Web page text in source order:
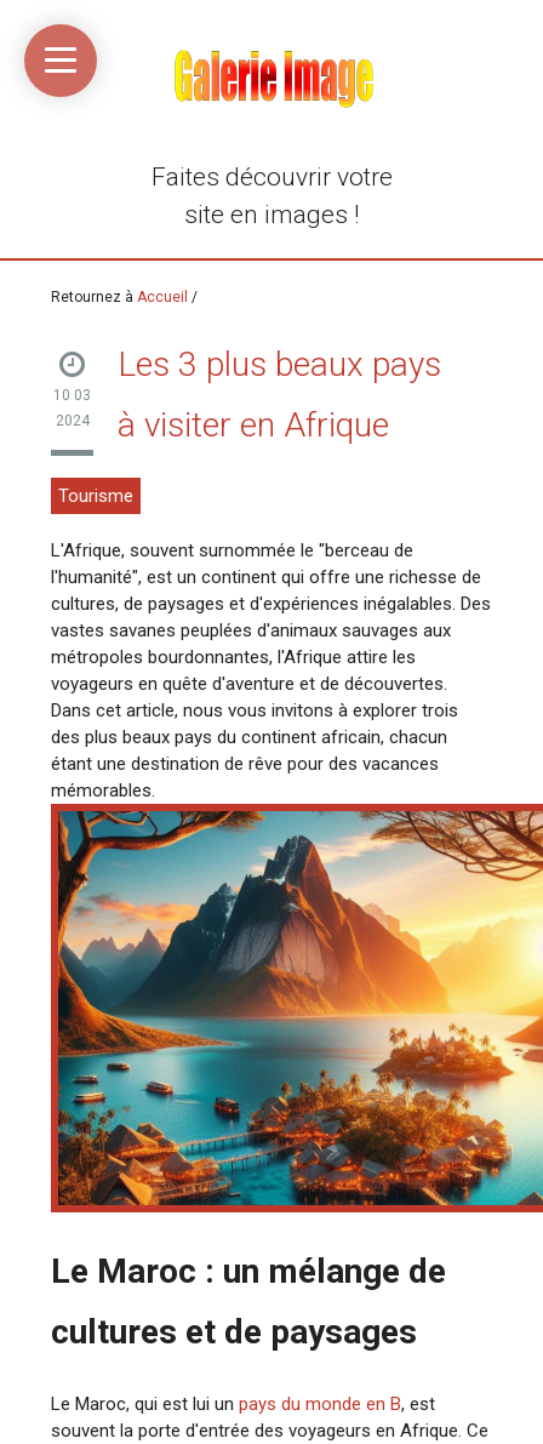
Accueil
Média
libre
Linkinaz
Katomi
compte
Twitter
@Ortegeek
compte
Flickr
Faites découvrir votre
site en images !
Retournez àAccueil /
10 03
2024
Les 3 plus beaux pays
à visiter en Afrique
Tourisme
L'Afrique, souvent surnommée le "berceau de
l'humanité", est un continent qui offre une richesse de
cultures, de paysages et d'expériences inégalables. Des
vastes savanes peuplées d'animaux sauvages aux
métropoles bourdonnantes, l'Afrique attire les
voyageurs en quête d'aventure et de découvertes.
Dans cet article, nous vous invitons à explorer trois
des plus beaux pays du continent africain, chacun
étant une destination de rêve pour des vacances
mémorables.
Le Maroc : un mélange de
cultures et de paysages
Le Maroc, qui est lui unpays du monde en B, est
souvent la porte d'entrée des voyageurs en Afrique. Ce